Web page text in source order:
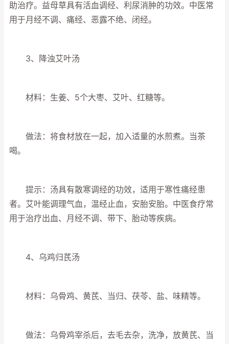
助治疗。益母草具有活血调经、利尿消肿的功效。中医常
用于月经不调、痛经、恶露不绝、闭经。
3、降浊艾叶汤
材料：生姜、5个大枣、艾叶、红糖等。
做法：将食材放在一起，加入适量的水煎煮。当茶
喝。
提示：汤具有散寒调经的功效，适用于寒性痛经患
者。艾叶能调理气血，温经止血，安胎安胎。中医食疗常
用于治疗出血、月经不调、带下、胎动等疾病。
4、乌鸡归芪汤
材料：乌骨鸡、黄芪、当归、茯苓、盐、味精等。
做法：乌骨鸡宰杀后，去毛去杂，洗净，放黄芪、当